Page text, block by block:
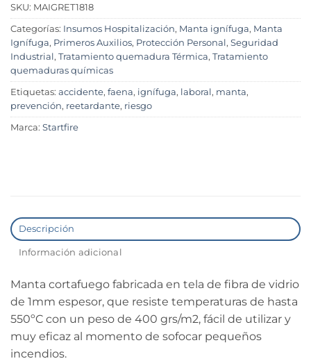
SKU: MAIGRET1818
Categorías: Insumos Hospitalización, Manta ignífuga, Manta
Ignífuga, Primeros Auxilios, Protección Personal, Seguridad
Industrial, Tratamiento quemadura Térmica, Tratamiento
quemaduras químicas
Etiquetas: accidente, faena, ignífuga, laboral, manta,
prevención, reetardante, riesgo
Marca: Startfire
Descripción
Información adicional
Manta cortafuego fabricada en tela de fibra de vidrio
de 1mm espesor, que resiste temperaturas de hasta
550ºC con un peso de 400 grs/m2, fácil de utilizar y
muy eficaz al momento de sofocar pequeños
incendios.